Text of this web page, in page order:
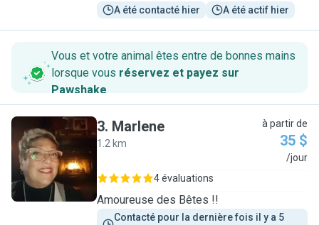
A été contacté hier A été actif hier
Vous et votre animal êtes entre de bonnes mains
lorsque vous réservez et payez sur
Pawshake.
M
3. Marlene
1.2 km
à partir de
35 $
/jour
4 évaluations
Amoureuse des Bêtes !!
Contacté pour la dernière fois il y a 5